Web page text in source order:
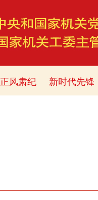
正风肃纪 新时代先锋